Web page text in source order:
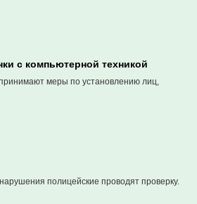
с компьютерной техникой
меры по установлению лиц,
полицейские проводят проверку.